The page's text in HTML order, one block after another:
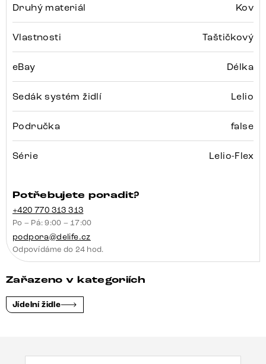
Druhý materiál Kov
Vlastnosti Taštičkový
eBay Délka
Sedák systém židlí Lelio
Područka false
Série Lelio-Flex
Potřebujete poradit?
+420 770 313 313
Po – Pá: 9:00 – 17:00
podpora@delife.cz
Odpovídáme do 24 hod.
Zařazeno v kategoriích
Jídelní židle